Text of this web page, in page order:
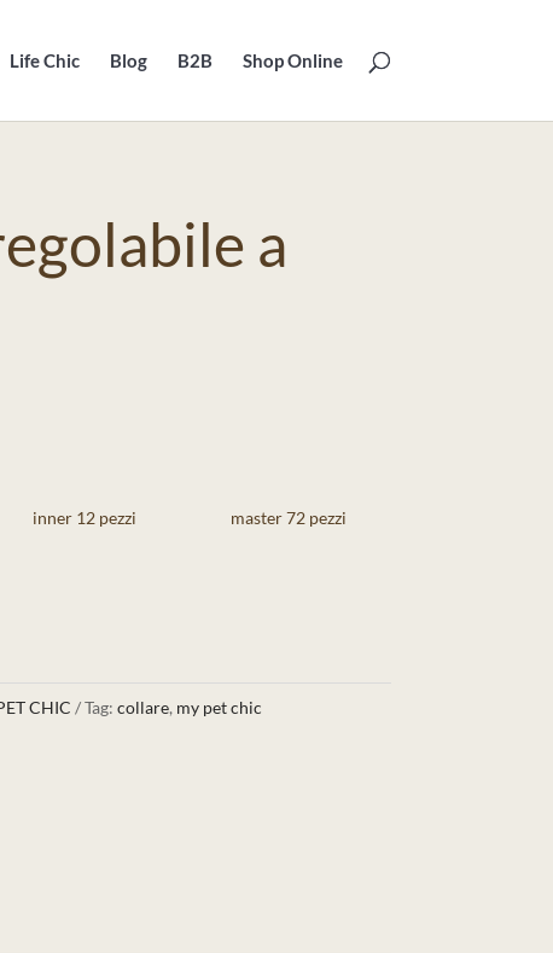
Life Chic Blog B2B Shop Online
a
inner 12 pezzi master 72 pezzi
CHIC Tag: collare, my pet chic